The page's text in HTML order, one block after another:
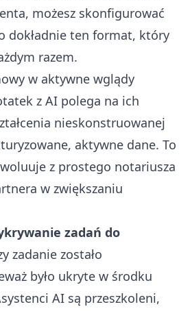
możesz skonfigurować
dokładnie ten format, który
razem.
w aktywne wglądy
z AI polega na ich
nieskonstruowanej
aktywne dane. To
z prostego notariusza
w zwiększaniu
zadań do
zadanie zostało
było ukryte w środku
AI są przeszkoleni,